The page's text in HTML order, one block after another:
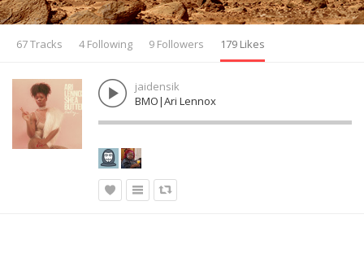
67 Tracks 4 Following 9 Followers 179 Likes
jaidensik
BMO|Ari Lennox